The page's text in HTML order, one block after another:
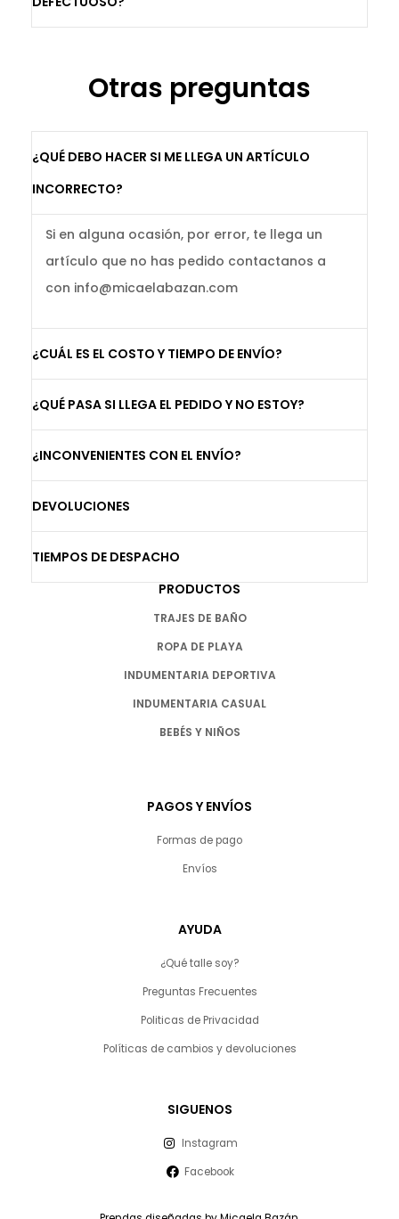
Otras preguntas
¿QUÉ DEBO HACER SI ME LLEGA UN ARTÍCULO
INCORRECTO?
Si en alguna ocasión, por error, te llega un
artículo que no has pedido contactanos a
con info@micaelabazan.com
¿CUÁL ES EL COSTO Y TIEMPO DE ENVÍO?
¿QUÉ PASA SI LLEGA EL PEDIDO Y NO ESTOY?
¿INCONVENIENTES CON EL ENVÍO?
DEVOLUCIONES
TIEMPOS DE DESPACHO
PRODUCTOS
TRAJES DE BAÑO
ROPA DE PLAYA
INDUMENTARIA DEPORTIVA
INDUMENTARIA CASUAL
BEBÉS Y NIÑOS
PAGOS Y ENVÍOS
Formas de pago
Envíos
AYUDA
¿Qué talle soy?
Preguntas Frecuentes
Politicas de Privacidad
Políticas de cambios y devoluciones
SIGUENOS
Instagram
Facebook